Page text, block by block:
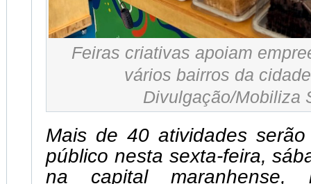
Feiras criativas apoiam
vários bairros da
Divulgação/Mobiliza
Mais de 40 atividades
público nesta sexta-feira,
na capital maranhense,